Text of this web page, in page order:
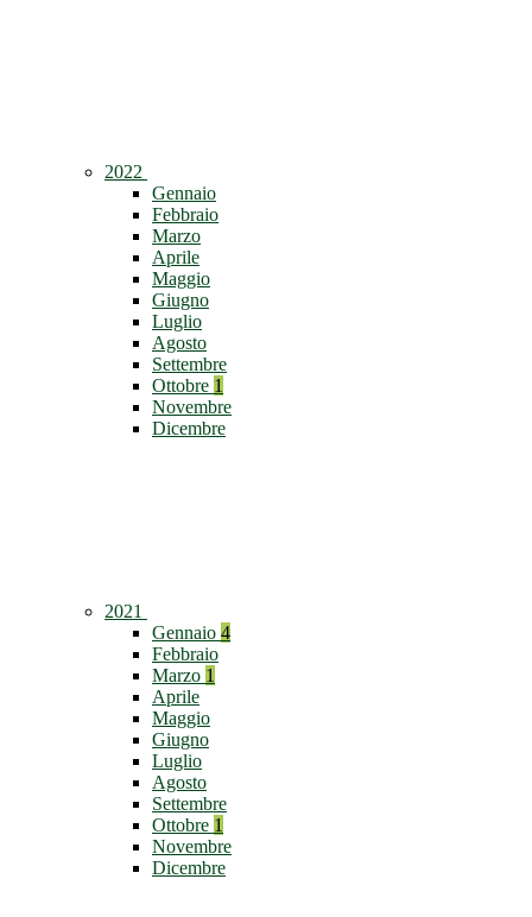
2022
Gennaio
Febbraio
Marzo
Aprile
Maggio
Giugno
Luglio
Agosto
Settembre
Ottobre 1
Novembre
Dicembre
2021
Gennaio 4
Febbraio
Marzo 1
Aprile
Maggio
Giugno
Luglio
Agosto
Settembre
Ottobre 1
Novembre
Dicembre